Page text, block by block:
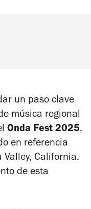
un paso clave
música regional
Onda Fest 2025,
en referencia
California.
de esta